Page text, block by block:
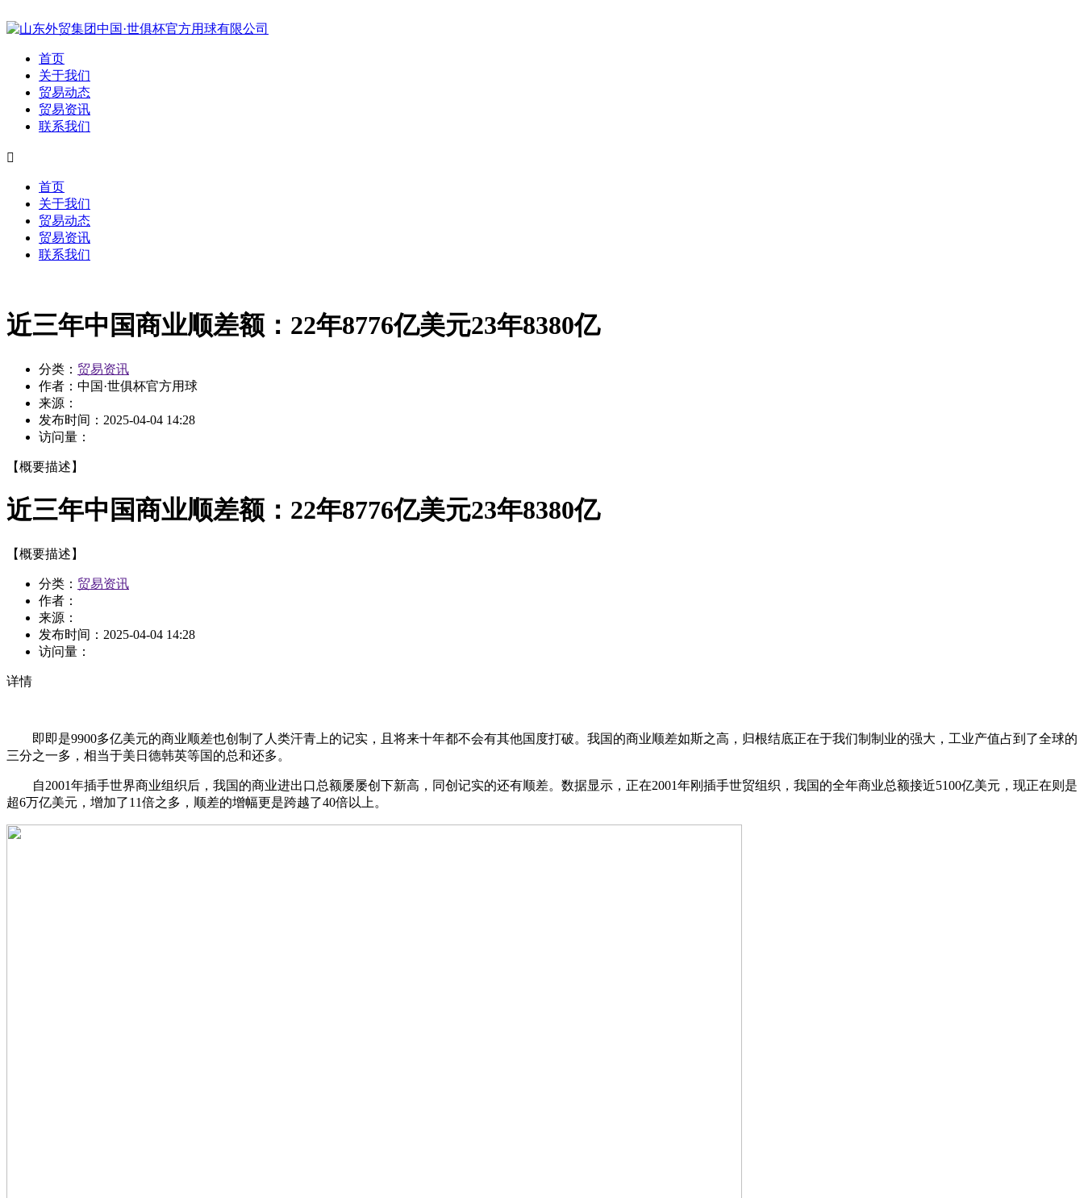
首页
关于我们
贸易动态
贸易资讯
联系我们

首页
关于我们
贸易动态
贸易资讯
联系我们
近三年中国商业顺差额：22年8776亿美元23年8380亿
分类： 贸易资讯
作者： 中国·世俱杯官方用球
来源：
发布时间： 2025-04-04 14:28
访问量：
【概要描述】
近三年中国商业顺差额：22年8776亿美元23年8380亿
【概要描述】
分类： 贸易资讯
作者：
来源：
发布时间： 2025-04-04 14:28
访问量：
详情
即即是9900多亿美元的商业顺差也创制了人类汗青上的记实，且将来十年都不会有其他国度打破。我国的商业顺差如斯之高，归根结底正在于我们制制业的强大，工业产值占到了全球的
三分之一多，相当于美日德韩英等国的总和还多。
自2001年插手世界商业组织后，我国的商业进出口总额屡屡创下新高，同创记实的还有顺差。数据显示，正在2001年刚插手世贸组织，我国的全年商业总额接近5100亿美元，现正在则是
超6万亿美元，增加了11倍之多，顺差的增幅更是跨越了40倍以上。